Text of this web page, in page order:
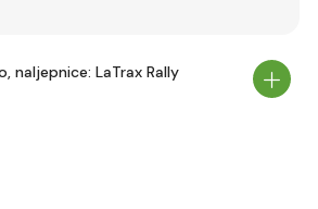
naljepnice: LaTrax Rally